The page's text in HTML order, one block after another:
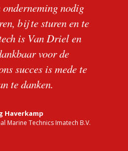
nodig
bij te sturen en te
is VanDrielen
voor de
succes is mede te
te danken.
Haverkamp
Marine Technics Imatech B.V.